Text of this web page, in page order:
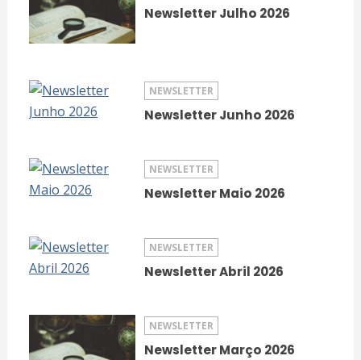
Newsletter Julho 2026
NEWSLETTER
Newsletter Junho 2026
NEWSLETTER
Newsletter Maio 2026
NEWSLETTER
Newsletter Abril 2026
NEWSLETTER
Newsletter Março 2026